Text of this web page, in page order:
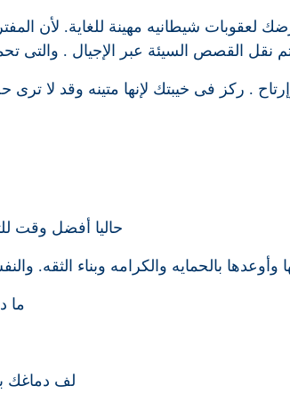
لعقوبات شيطانيه مهينة للغاية. لأن
نقل القصص السيئة عبر الإجيال . والتى
. ركز فى خيبتك لإنها متينه وقد لا
حاليا أفضل وقت
بالحمايه والكرامه وبناء الثقه.
ما
لف دماغك